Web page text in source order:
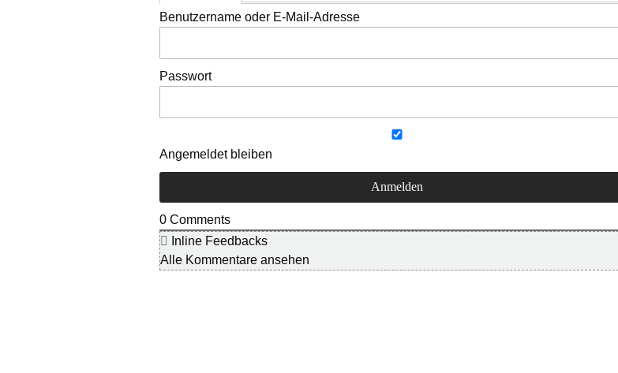
Benutzername oder E-Mail-Adresse
Passwort
Angemeldet bleiben
0 Comments
Inline Feedbacks
Alle Kommentare ansehen